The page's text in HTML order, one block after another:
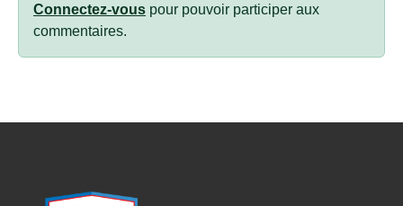
Connectez-vous pour pouvoir participer aux
commentaires.